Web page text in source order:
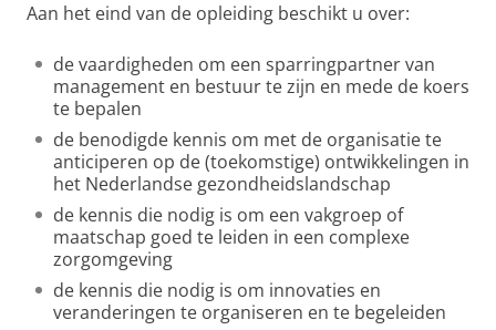
Aan het eind van de opleiding beschikt u over:
de vaardigheden om een sparringpartner van
management en bestuur te zijn en mede de koers
te bepalen
de benodigde kennis om met de organisatie te
anticiperen op de (toekomstige) ontwikkelingen in
het Nederlandse gezondheidslandschap
de kennis die nodig is om een vakgroep of
maatschap goed te leiden in een complexe
zorgomgeving
de kennis die nodig is om innovaties en
veranderingen te organiseren en te begeleiden